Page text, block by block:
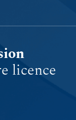
licence